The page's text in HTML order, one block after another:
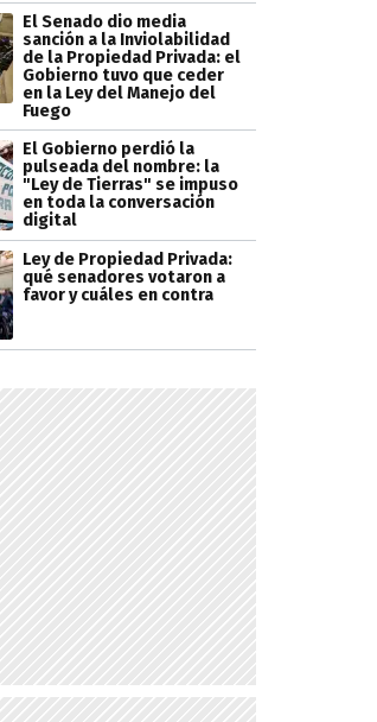
El Senado dio media
sanción a la Inviolabilidad
de la Propiedad Privada: el
Gobierno tuvo que ceder
en la Ley del Manejo del
Fuego
El Gobierno perdió la
pulseada del nombre: la
"Ley de Tierras" se impuso
en toda la conversación
digital
Ley de Propiedad Privada:
qué senadores votaron a
favor y cuáles en contra